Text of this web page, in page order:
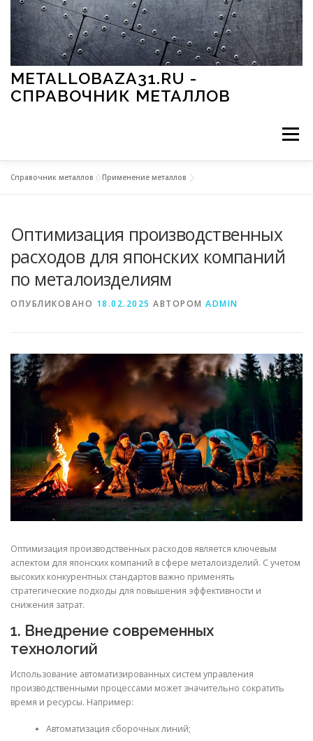
Перейти к содержимому
METALLOBAZA31.RU -
СПРАВОЧНИК МЕТАЛЛОВ
Меню
МЕТАЛЛЫ И ОКРУЖАЮЩАЯ СРЕДА
ПРИМЕНЕНИЕ МЕТАЛЛОВ
СТАТЬИ
Справочник металлов »Применение металлов
Оптимизация производственных
расходов для японских компаний
по металоизделиям
ОПУБЛИКОВАНО 18.02.2025 АВТОРОМ ADMIN
Оптимизация производственных расходов является ключевым
аспектом для японских компаний в сфере металоизделий. С учетом
высоких конкурентных стандартов важно применять
стратегические подходы для повышения эффективности и
снижения затрат.
1. Внедрение современных
технологий
Использование автоматизированных систем управления
производственными процессами может значительно сократить
время и ресурсы. Например:
Автоматизация сборочных линий;